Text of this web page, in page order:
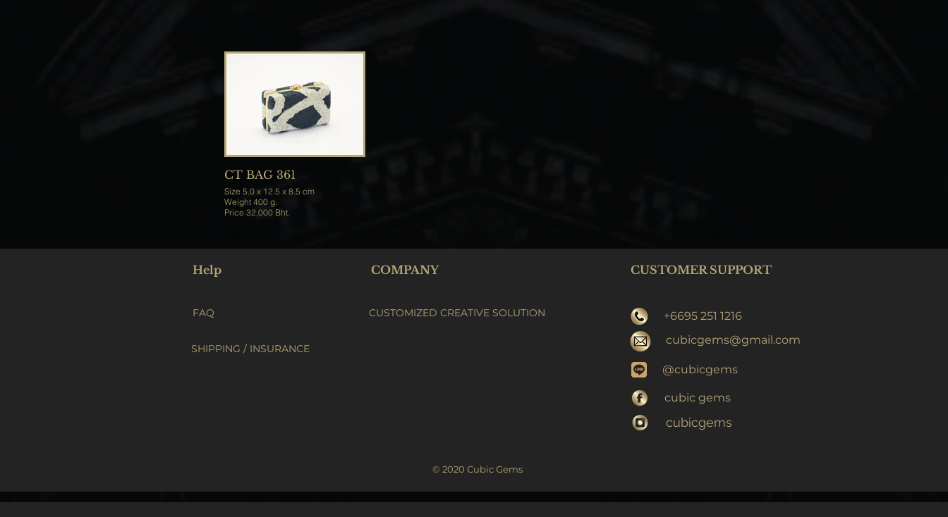
CT BAG 361
Size 5.0 x 12.5 x 8.5 cm
Weight 400 g.
Price 32,000 Bht.
Help
FAQ
SHIPPING / INSURANCE
COMPANY
CUSTOMIZED CREATIVE SOLUTION
CUSTOMER SUPPORT
+6695 251 1216
cubicgems@gmail.com
@cubicgems
cubic gems
cubicgems
© 2020 Cubic Gems